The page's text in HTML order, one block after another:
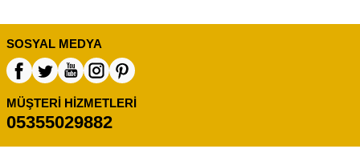
SOSYAL MEDYA
MÜŞTERI HIZMETLERI
05355029882